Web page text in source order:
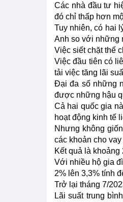
Các nhà đầu tư
đó chỉ thấp hơn
Tuy nhiên, có hai
Anh so với những
Việc siết chặt thế
Việc đầu tiên có
tải việc tăng lãi
Đại đa số những
được những hậu
Cả hai quốc gia
hoạt động kinh tế
Nhưng không
các khoản cho
Kết quả là khoảng
Với nhiều hộ gia
2% lên 3,3% tính
Trở lại tháng 7/
Lãi suất trung